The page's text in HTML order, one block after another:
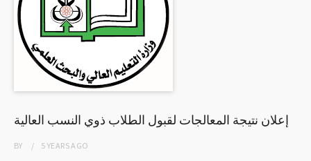
إعلان نتيجة المعالجات لقبول الطلاب ذوي النسب العالية
BY 5 YEARSAGO